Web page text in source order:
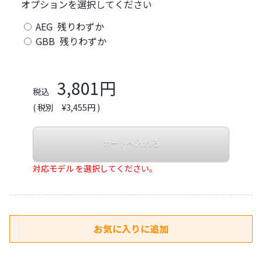
オプションを選択してください
AEG 残りわずか
GBB 残りわずか
税込 3,801円
( 税別 ¥3,455円 )
対応モデル を選択してください。